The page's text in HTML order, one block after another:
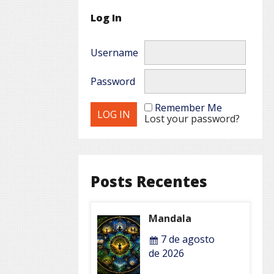
Log In
Username
Password
Remember Me
Lost your password?
Posts Recentes
Mandala
7 de agosto
de 2026